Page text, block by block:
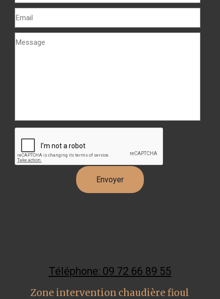
Téléphone: 09 72 66 89 55
Zone intervention chaudière fioul